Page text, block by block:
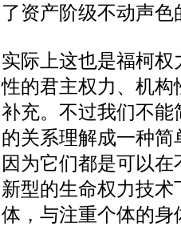
了资产阶级不动声色
实际上这也是福柯
性的君主权力、机
补充。不过我们不
的关系理解成一种
因为它们都是可以
新型的生命权力技
体，与注重个体的